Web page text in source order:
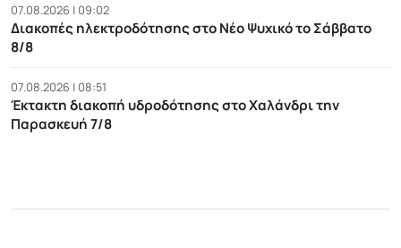
07.08.2026 | 09:02
Διακοπές ηλεκτροδότησης στο Νέο Ψυχικό το Σάββατο
8/8
07.08.2026 | 08:51
Έκτακτη διακοπή υδροδότησης στο Χαλάνδρι την
Παρασκευή 7/8